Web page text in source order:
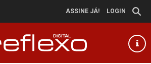
ASSINE JÁ! LOGIN